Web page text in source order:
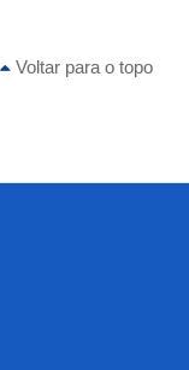
Voltar para o topo